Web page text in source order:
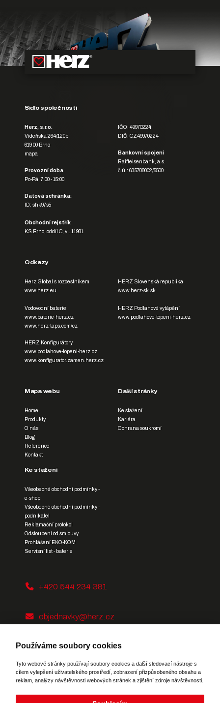
Používáme soubory cookies
Tyto webové stránky používají soubory cookies a další sledovací nástroje s
cílem vylepšení uživatelského prostředí, zobrazení přizpůsobeného obsahu a
reklam, analýzy návštěvnosti webových stránek a zjištění zdroje návštěvnosti.
Sídlo společnosti
Herz, s.r.o.
Vídeňská 264/120b
619 00 Brno
mapa
Provozní doba
Po-Pá: 7:00 - 15:00
IČO: 49970224
DIČ: CZ49970224
Bankovní spojení
Raiffeisenbank, a.s.
č.ú.: 635708002/5500
Datová schránka:
ID: shk97s5
Obchodní rejstřík
KS Brno, oddíl C, vl. 11981
Odkazy
Herz Global s rozcestníkem
www.herz.eu
Vodovodní baterie
www.baterie-herz.cz
www.herz-taps.com/cz
HERZ Slovenská republika
www.herz-sk.sk
HERZ Podlahové vytápění
www.podlahove-topeni-herz.cz
HERZ Konfigurátory
www.podlahove-topeni-herz.cz
www.konfigurator.zamen.herz.cz
Mapa webu
Home
Produkty
O nás
Blog
Reference
Kontakt
Další stránky
Ke stažení
Kariéra
Ochrana soukromí
Ke stažení
Všeobecné obchodní podmínky -
e-shop
Všeobecné obchodní podmínky -
podnikatel
Reklamační protokol
Odstoupení od smlouvy
Prohlášení EKO-KOM
Servisní list - baterie
+420 544 234 381
objednavky@herz.cz